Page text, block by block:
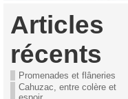
Articles
récents
Promenades et flâneries
Cahuzac, entre colère et